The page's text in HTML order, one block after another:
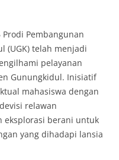
Pembangunan
(UGK) telah menjadi
pelayanan
Gunungkidul. Inisiatif
mahasiswa dengan
relawan
eksplorasi berani untuk
yang dihadapi lansia